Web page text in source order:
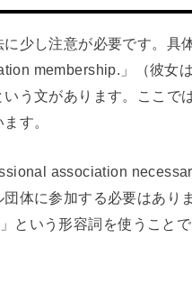
少し注意が必要です。具
membership.」（彼女
う文があります。ここで
す。
association
体に参加する必要はあり
という形容詞を使うこと